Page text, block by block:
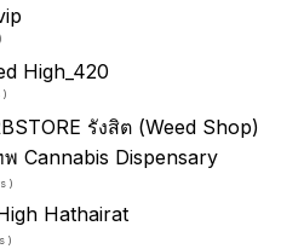
High_420
)
รังสิต (Weed Shop)
พ Cannabis Dispensary
)
Hathairat
)